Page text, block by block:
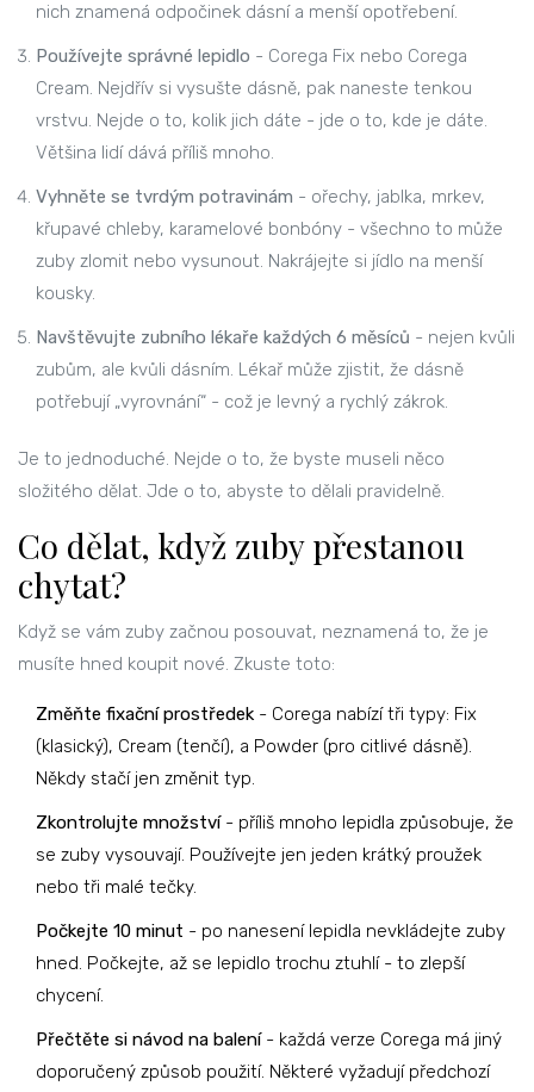
nich znamená odpočinek dásní a menší opotřebení.
Používejte správné lepidlo - Corega Fix nebo Corega
Cream. Nejdřív si vysušte dásně, pak naneste tenkou
vrstvu. Nejde o to, kolik jich dáte - jde o to, kde je dáte.
Většina lidí dává příliš mnoho.
Vyhněte se tvrdým potravinám - ořechy, jablka, mrkev,
křupavé chleby, karamelové bonbóny - všechno to může
zuby zlomit nebo vysunout. Nakrájejte si jídlo na menší
kousky.
Navštěvujte zubního lékaře každých 6 měsíců - nejen kvůli
zubům, ale kvůli dásním. Lékař může zjistit, že dásně
potřebují „vyrovnání“ - což je levný a rychlý zákrok.
Je to jednoduché. Nejde o to, že byste museli něco
složitého dělat. Jde o to, abyste to dělali pravidelně.
Co dělat, když zuby přestanou
chytat?
Když se vám zuby začnou posouvat, neznamená to, že je
musíte hned koupit nové. Zkuste toto:
Změňte fixační prostředek - Corega nabízí tři typy: Fix
(klasický), Cream (tenčí), a Powder (pro citlivé dásně).
Někdy stačí jen změnit typ.
Zkontrolujte množství- příliš mnoho lepidla způsobuje, že
se zuby vysouvají. Používejte jen jeden krátký proužek
nebo tři malé tečky.
Počkejte 10 minut - po nanesení lepidla nevkládejte zuby
hned. Počkejte, až se lepidlo trochu ztuhlí - to zlepší
chycení.
Přečtěte si návod na balení- každá verze Corega má jiný
doporučený způsob použití. Některé vyžadují předchozí